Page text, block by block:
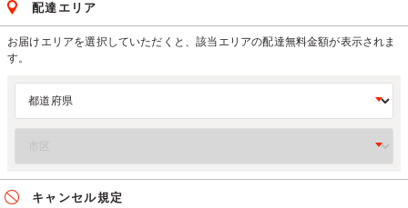
配達エリア
お届けエリアを選択していただくと、該当エリアの配達無料金額が表示されま
す。
キャンセル規定